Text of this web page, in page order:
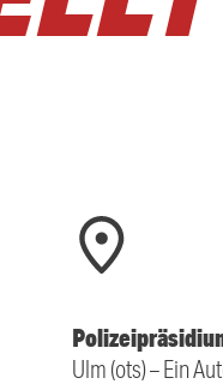
Ulm (ots) – Ein